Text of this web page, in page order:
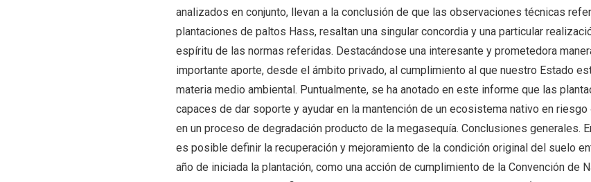
analizados en conjunto, llevan a la conclusión de que las observaciones técnicas
plantaciones de paltos Hass, resaltan una singular concordia y una particular
espíritu de las normas referidas. Destacándose una interesante y prometedora
importante aporte, desde el ámbito privado, al cumplimiento al que nuestro Estado
materia medio ambiental. Puntualmente, se ha anotado en este informe que las
capaces de dar soporte y ayudar en la mantención de un ecosistema nativo en riesgo
en un proceso de degradación producto de la megasequía. Conclusiones generales.
es posible definir la recuperación y mejoramiento de la condición original del suelo
año de iniciada la plantación, como una acción de cumplimiento de la Convención de